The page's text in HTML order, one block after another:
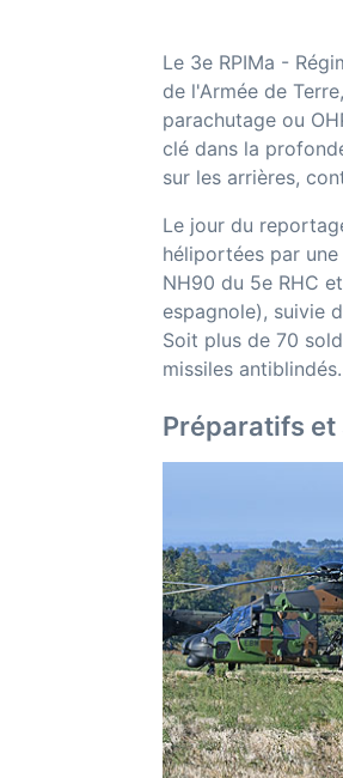
Le 3e RPIMa -
de l'Armée de
parachutage ou
clé dans la
sur les arrières,
Le jour du
héliportées par
NH90 du 5e RHC
espagnole), suivie
Soit plus de 70
missiles antiblindés.
Préparatifs